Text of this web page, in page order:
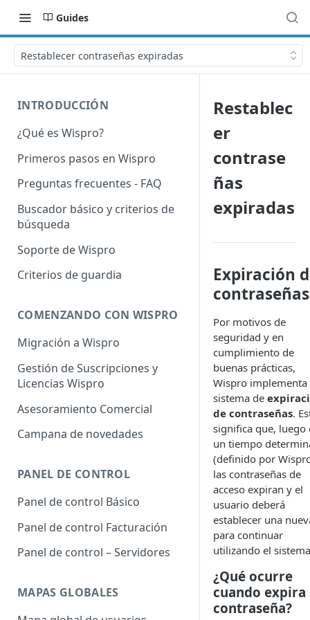
Guides
Restablecer contraseñas expiradas
INTRODUCCIÓN
¿Qué es Wispro?
Primeros pasos en Wispro
Preguntas frecuentes - FAQ
Buscador básico y criterios de
búsqueda
Soporte de Wispro
Criterios de guardia
COMENZANDO CON WISPRO
Migración a Wispro
Gestión de Suscripciones y
Licencias Wispro
Asesoramiento Comercial
Campana de novedades
PANEL DE CONTROL
Panel de control Básico
Panel de control Facturación
Panel de control – Servidores
MAPAS GLOBALES
Restablec
er
contrase
ñas
expiradas
Expiración
contraseñas
Por motivos de
seguridad y en
cumplimiento de
buenas prácticas,
Wispro implementa
sistema de
de contraseñas.
significa que, luego
un tiempo
(definido por
las contraseñas de
acceso expiran y el
usuario deberá
establecer una
para continuar
utilizando el
¿Qué ocurre
cuando expira
contraseña?